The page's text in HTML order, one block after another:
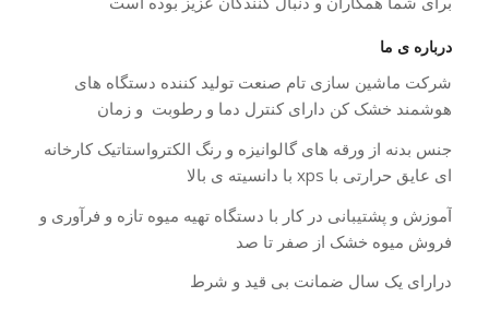
درباره ی ما
شرکت ماشین سازی تام صنعت تولید کننده دستگاه های
هوشمند خشک کن دارای کنترل دما و رطوبت و زمان
جنس بدنه از ورقه های گالوانیزه و رنگ الکترواستاتیک کارخانه
ای عایق حرارتی با xps با دانسیته ی بالا
آموزش و پشتیبانی در کار با دستگاه تهیه میوه تازه و فرآوری و
فروش میوه خشک از صفر تا صد
درارای یک سال ضمانت بی قید و شرط